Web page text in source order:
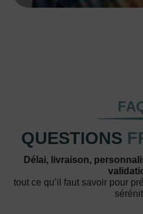
QUESTIONS
Délai, livraison,
tout ce qu’il faut savoir pour